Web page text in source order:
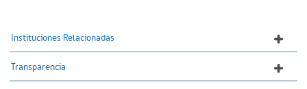
Instituciones Relacionadas
Transparencia